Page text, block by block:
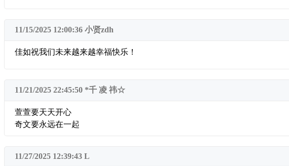
11/15/2025 12:00:36 小贤zdh
佳如祝我们未来越来越幸福快乐！
11/21/2025 22:45:50 *千 凌 祎☆
萱萱要天天开心
奇文要永远在一起
11/27/2025 12:39:43 L